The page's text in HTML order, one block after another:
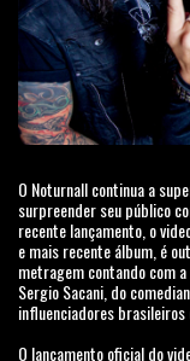
O Noturnall continua a
surpreender seu público
recente lançamento, o
e mais recente álbum, é
metragem contando com
Sergio Sacani, do
influenciadores brasileiros
O lançamento oficial do